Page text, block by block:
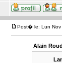
Post� le: Lun Nov
Alain